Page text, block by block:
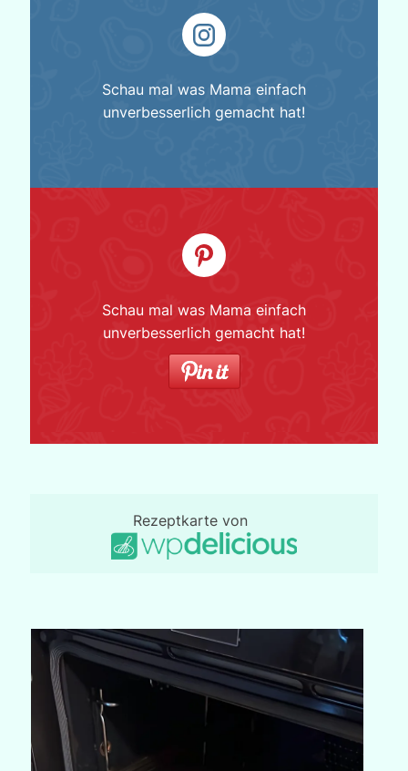
Schau mal was Mama einfach
unverbesserlich gemacht hat!
Schau mal was Mama einfach
unverbesserlich gemacht hat!
Rezeptkarte von